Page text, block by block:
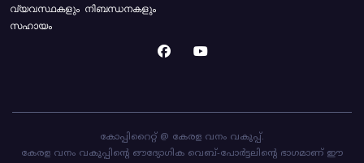
വ്യവസ്ഥകളും നിബന്ധനകളും
സഹായം
കോപ്പിറൈറ്റ് @ കേരള വനം വകുപ്പ്.
കേരള വനം വകുപ്പിന്റെ ഔദ്യോഗിക വെബ്-പോർട്ടലിന്റെ ഭാഗമാണ് ഈ